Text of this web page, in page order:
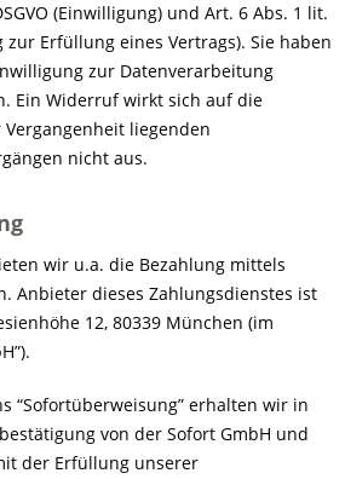
(Einwilligung) und Art. 6 Abs. 1 lit.
zur Erfüllung eines Vertrags). Sie haben
zur Datenverarbeitung
Ein Widerruf wirkt sich auf die
liegenden
nicht aus.
wir u.a. die Bezahlung mittels
Anbieter dieses Zahlungsdienstes ist
12, 80339 München (im
“Sofortüberweisung” erhalten wir in
von der Sofort GmbH und
der Erfüllung unserer